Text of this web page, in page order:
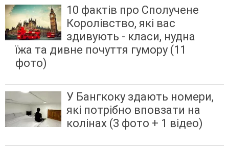
10 фактів про Сполучене
Королівство, які вас
здивують - класи, нудна
їжа та дивне почуття гумору (11
фото)
У Бангкоку здають номери,
які потрібно вповзати на
колінах (3 фото + 1 відео)